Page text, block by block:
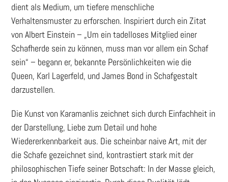
dient als Medium, um tiefere menschliche
Verhaltensmuster zu erforschen. Inspiriert durch ein Zitat
von Albert Einstein – „Um ein tadelloses Mitglied einer
Schafherde sein zu können, muss man vor allem ein Schaf
sein“ – begann er, bekannte Persönlichkeiten wie die
Queen, Karl Lagerfeld, und James Bond in Schafgestalt
darzustellen.
Die Kunst von Karamanlis zeichnet sich durch Einfachheit in
der Darstellung, Liebe zum Detail und hohe
Wiedererkennbarkeit aus. Die scheinbar naive Art, mit der
die Schafe gezeichnet sind, kontrastiert stark mit der
philosophischen Tiefe seiner Botschaft: In der Masse gleich,